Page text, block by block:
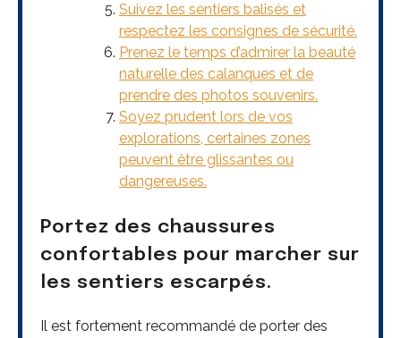
Suivez les sentiers balisés et
respectez les consignes de sécurité.
Prenez le temps d’admirer la beauté
naturelle des calanques et de
prendre des photos souvenirs.
Soyez prudent lors de vos
explorations, certaines zones
peuvent être glissantes ou
dangereuses.
Portez des chaussures
confortables pour marcher sur
les sentiers escarpés.
Il est fortement recommandé de porter des